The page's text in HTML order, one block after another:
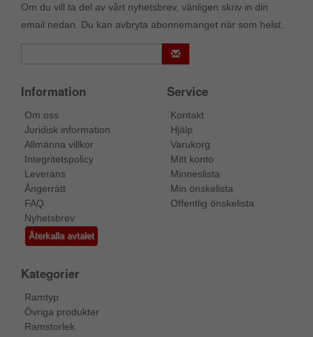
Om du vill ta del av vårt nyhetsbrev, vänligen skriv in din
email nedan. Du kan avbryta abonnemanget när som helst.
Information
Om oss
Juridisk information
Allmänna villkor
Integritetspolicy
Leverans
Ångerrätt
FAQ
Nyhetsbrev
Återkalla avtalet
Service
Kontakt
Hjälp
Varukorg
Mitt konto
Minneslista
Min önskelista
Offentlig önskelista
Kategorier
Ramtyp
Övriga produkter
Ramstorlek